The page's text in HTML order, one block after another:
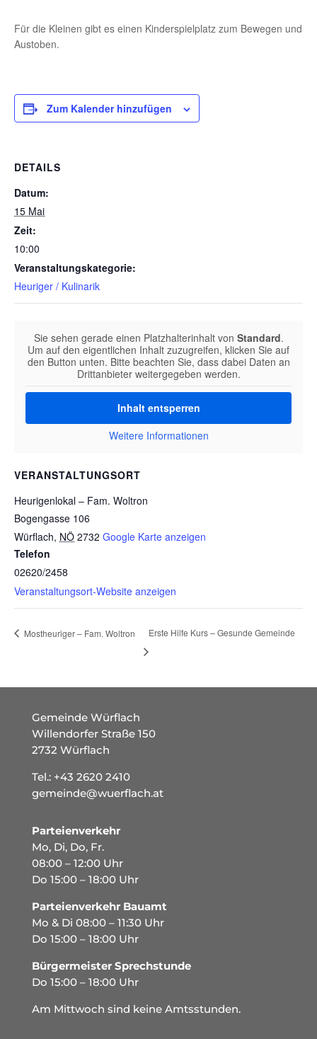
Für die Kleinen gibt es einen Kinderspielplatz zum Bewegen und
Austoben.
Zum Kalender hinzufügen
DETAILS
Datum:
15 Mai
Zeit:
10:00
Veranstaltungskategorie:
Heuriger / Kulinarik
VERANSTALTUNGSORT
Heurigenlokal – Fam. Woltron
Bogengasse 106
Würflach, NÖ 2732 Google Karte anzeigen
Telefon
02620/2458
Veranstaltungsort-Website anzeigen
Sie sehen gerade einen Platzhalterinhalt von Standard.
Um auf den eigentlichen Inhalt zuzugreifen, klicken Sie auf
den Button unten. Bitte beachten Sie, dass dabei Daten an
Drittanbieter weitergegeben werden.
Inhalt entsperren
Weitere Informationen
Mostheuriger – Fam. Woltron Erste Hilfe Kurs – Gesunde Gemeinde
Gemeinde Würflach
Willendorfer Straße 150
2732 Würflach
Tel.: +43 2620 2410
gemeinde@wuerflach.at
Parteienverkehr
Mo, Di, Do, Fr.
08:00 – 12:00 Uhr
Do 15:00 – 18:00 Uhr
Parteienverkehr Bauamt
Mo & Di 08:00 – 11:30 Uhr
Do 15:00 – 18:00 Uhr
Bürgermeister Sprechstunde
Do 15:00 – 18:00 Uhr
Am Mittwoch sind keine Amtsstunden.